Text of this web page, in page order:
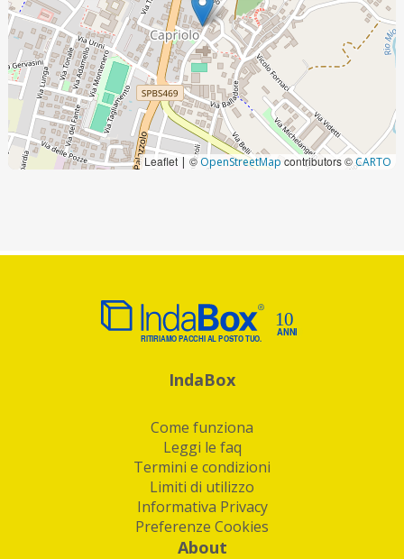
Leaflet | ©OpenStreetMap contributors ©CARTO
IndaBox
Come funziona
Leggi le faq
Termini e condizioni
Limiti di utilizzo
Informativa Privacy
Preferenze Cookies
About